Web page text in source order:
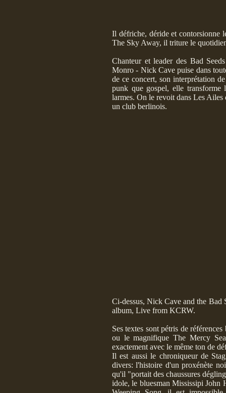
Il défriche, déride et contorsionne
The Sky Away, il triture le
Chanteur et leader des Bad
Monro - Nick Cave puise dans
de ce concert, son interprétation
punk que gospel, elle
larmes. On le revoit dans Les
un club berlinois.
Ci-dessus, Nick Cave and the Bad
album, Live from KCRW.
Ses textes sont pétris de
ou le magnifique The Mercy
exactement avec le même ton de
Il est aussi le chroniqueur de
divers: l'histoire d'un proxénète
qu'il "portait des chaussures
idole, le bluesman Mississipi John